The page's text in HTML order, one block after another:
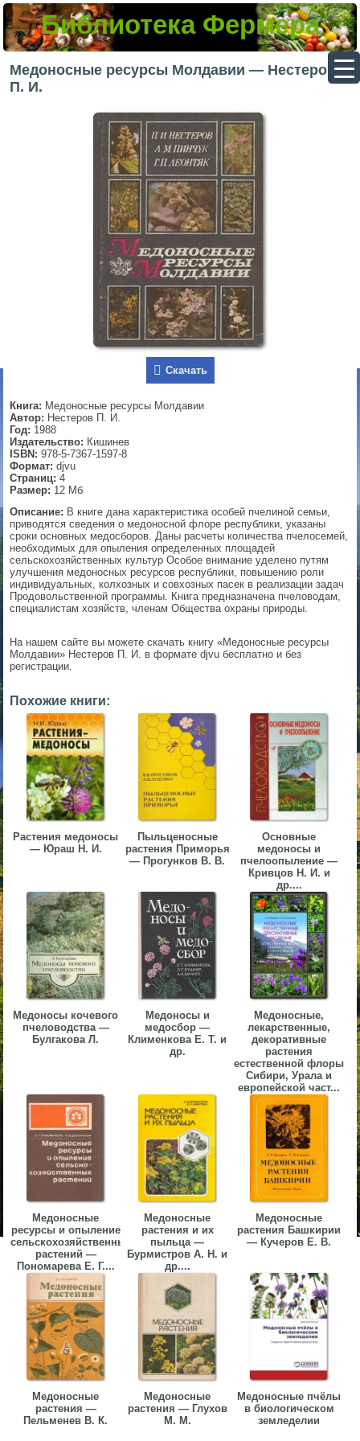
Библиотека Фермера
Медоносные ресурсы Молдавии — Нестеров
П. И.
Скачать
Книга: Медоносные ресурсы Молдавии
Автор: Нестеров П. И.
Год: 1988
Издательство: Кишинев
ISBN: 978-5-7367-1597-8
Формат: djvu
Страниц: 4
Размер: 12 Мб
Описание: В книге дана характеристика особей пчелиной семьи,
приводятся сведения о медоносной флоре республики, указаны
сроки основных медосборов. Даны расчеты количества пчелосемей,
необходимых для опыления определенных площадей
сельскохозяйственных культур Особое внимание уделено путям
улучшения медоносных ресурсов республики, повышению роли
индивидуальных, колхозных и совхозных пасек в реализации задач
Продовольственной программы. Книга предназначена пчеловодам,
специалистам хозяйств, членам Общества охраны природы.
На нашем сайте вы можете скачать книгу «Медоносные ресурсы
Молдавии» Нестеров П. И. в формате djvu бесплатно и без
регистрации.
Похожие книги:
Растения медоносы
— Юраш Н. И.
Пыльценосные
растения Приморья
— Прогунков В. В.
Основные
медоносы и
пчелоопыление —
Кривцов Н. И. и
др....
Медоносы кочевого
пчеловодства —
Булгакова Л.
Медоносы и
медосбор —
Клименкова Е. Т. и
др.
Медоносные,
лекарственные,
декоративные
растения
естественной флоры
Сибири, Урала и
европейской част...
Медоносные
ресурсы и опыление
сельскохозяйственных
растений —
Пономарева Е. Г....
Медоносные
растения и их
пыльца —
Бурмистров А. Н. и
др....
Медоносные
растения Башкирии
— Кучеров Е. В.
Медоносные
растения —
Пельменев В. К.
Медоносные
растения — Глухов
М. М.
Медоносные пчёлы
в биологическом
земледелии
▼
▼
▼
▼
▼
▼